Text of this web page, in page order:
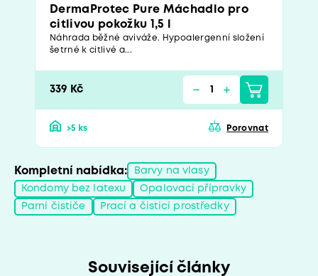
DermaProtec Pure Máchadlo pro
citlivou pokožku 1,5 l
Náhrada běžné aviváže. Hypoalergenní složení
šetrné k citlivé a...
339 Kč
>5 ks Porovnat
Kompletní nabídka: Barvy na vlasy
Kondomy bez latexu Opalovací přípravky
Parní čističe Prací a čisticí prostředky
Související články